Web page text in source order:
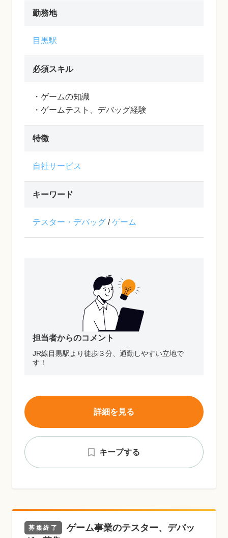
勤務地
目黒駅
必須スキル
・ゲームの知識
・ゲームテスト、デバッグ経験
特徴
自社サービス
キーワード
テスター・デバッグ /ゲーム
担当者からのコメント
JR線目黒駅より徒歩３分、通勤しやすい立地で
す！
キープする
詳細を見る
募集終了
ゲーム事業のテスター、デバッ